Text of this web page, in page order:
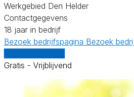
Werkgebied Den Helder
Contactgegevens
18 jaar in bedrijf
Bezoek bedrijfspagina Bezoek
Gratis - Vrijblijvend